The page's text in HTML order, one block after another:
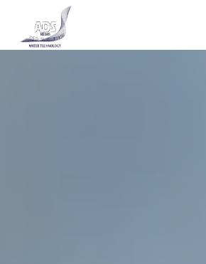
Panneau de gestion des cookies